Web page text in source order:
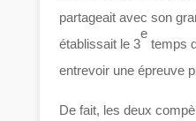
partageait avec son
établissait le 3
e
temps
entrevoir une épreuve
De fait, les deux